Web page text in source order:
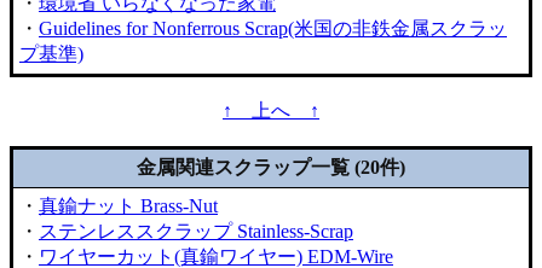
・ Guidelines for Nonferrous Scrap(米国の非鉄金属スクラッ
プ基準)
↑ 上へ ↑
金属関連スクラップ一覧 (20件)
・ 真鍮ナット Brass-Nut
・ ステンレススクラップ Stainless-Scrap
・ ワイヤーカット(真鍮ワイヤー) EDM-Wire